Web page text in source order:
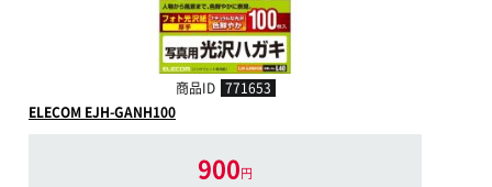
商品ID 771653
ELECOM EJH-GANH100
900円